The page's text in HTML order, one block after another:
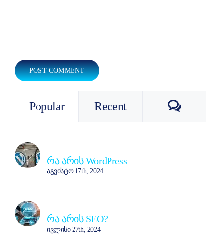
Popular Recent
რა არის WordPress
აგვისტო 17th, 2024
რა არის SEO?
ივლისი 27th, 2024